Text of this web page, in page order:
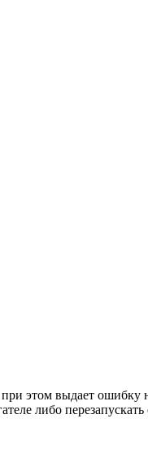
этом выдает
либо перезапускать